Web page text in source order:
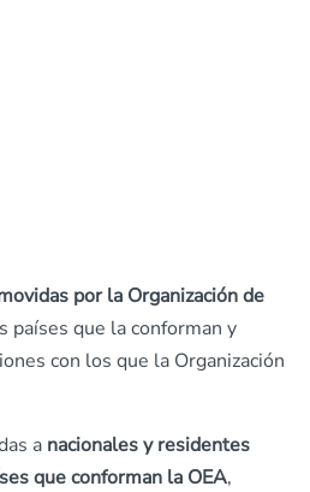
por la Organización de
países que la conforman y
con los que la Organización
a nacionales y residentes
que conforman la OEA,